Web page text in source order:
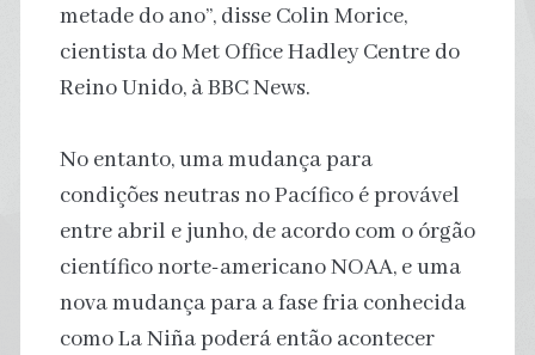
metade do ano”, disse Colin Morice,
cientista do Met Office Hadley Centre do
Reino Unido, à BBC News.
No entanto, uma mudança para
condições neutras no Pacífico é provável
entre abril e junho, de acordo com o órgão
científico norte-americano NOAA, e uma
nova mudança para a fase fria conhecida
como La Niña poderá então acontecer